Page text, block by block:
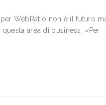
WebRatio non è il futuro
area di business. «Per